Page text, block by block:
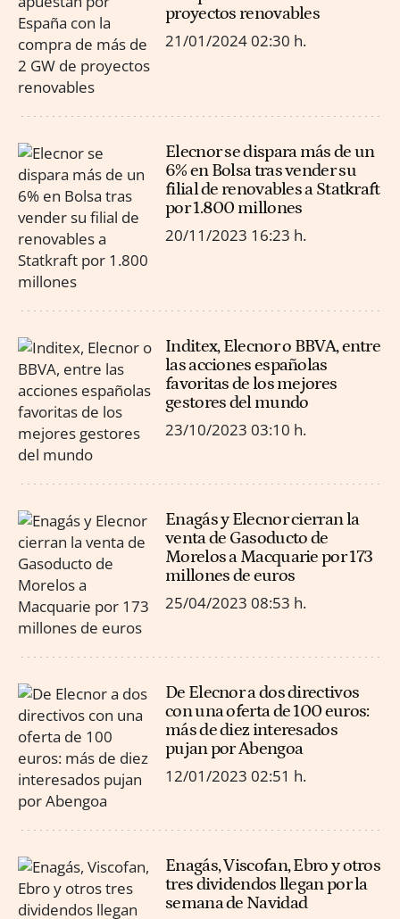
proyectos renovables
21/01/202402:30 h.
Elecnor se dispara más de un
6% en Bolsa tras vender su
filial de renovables a Statkraft
por 1.800 millones
20/11/2023 16:23 h.
Inditex, Elecnor o BBVA, entre
las acciones españolas
favoritas de los mejores
gestores del mundo
23/10/2023 03:10 h.
Enagás y Elecnor cierran la
venta de Gasoducto de
Morelos a Macquarie por 173
millones de euros
25/04/2023 08:53 h.
De Elecnor a dos directivos
con una oferta de 100 euros:
más de diez interesados
pujan por Abengoa
12/01/2023 02:51 h.
Enagás, Viscofan, Ebro y otros
tres dividendos llegan por la
semana de Navidad